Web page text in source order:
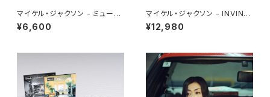
マイケル・ジャクソン - ミュージ
ック・アンド・ミー[クリア・グリー
ン](LP重量盤)
¥6,600
マイケル・ジャクソン - INVINCI
BLE[PICTURE VINYL](2LP)
¥12,980